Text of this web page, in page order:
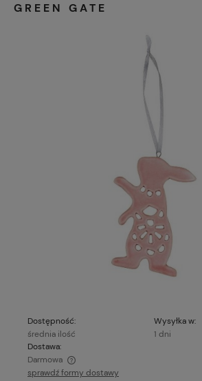
GREEN GATE
Dostępność:
średnia ilość
Wysyłka w:
1 dni
Dostawa:
Darmowa
Cena nie zawiera ewentualnych kosztów
sprawdź formy dostawy